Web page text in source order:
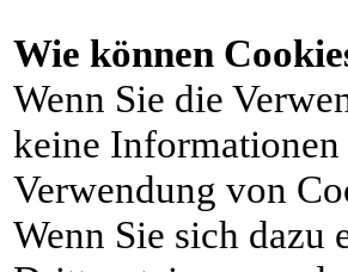
Wie können
Wenn Sie die
keine Informationen
Verwendung von
Wenn Sie sich dazu